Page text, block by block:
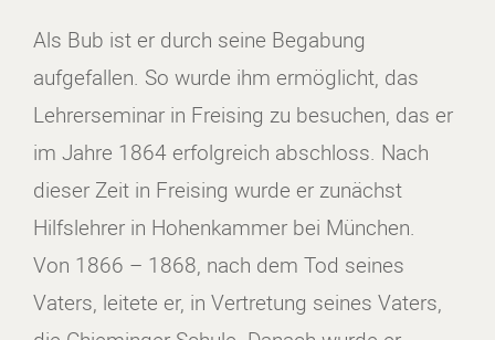
Als Bub ist er durch seine Begabung
aufgefallen. So wurde ihm ermöglicht, das
Lehrerseminar in Freising zu besuchen, das er
im Jahre 1864 erfolgreich abschloss. Nach
dieser Zeit in Freising wurde er zunächst
Hilfslehrer in Hohenkammer bei München.
Von 1866 – 1868, nach dem Tod seines
Vaters, leitete er, in Vertretung seines Vaters,